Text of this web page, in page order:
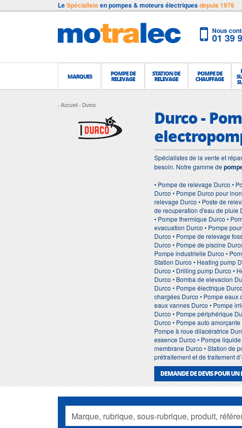
LeSpécialisteen pompes & moteurs électriquesdepuis 1976
Nous
01 39
MARQUES POMPE DE
RELEVAGE
STATION DE
RELEVAGE
POMPE DE
CHAUFFAGE
Accueil Durco
Durco -
Spécialistes de la vente et
besoin. Notre gamme de
• Pompe de relevage Durco •
Durco • Pompe Durco pour
relevage Durco • Poste de
de recuperation d'eau de pluie
• Pompe thermique Durco •
evacuation Durco • Pompe
Durco • Pompe de relevage
Durco • Pompe de piscine
Pompe industrielle Durco •
Station Durco • Heating pump
Durco • Drilling pump Durco •
Durco • Bomba de elevacion
Durco • Pompe électrique
chargées Durco • Pompe eaux
eaux vannes Durco • Pompe
Durco • Pompe périphérique
Durco • Pompe auto
Pompe à roue dilacératrice
essence Durco • Pompe
membrane Durco • Station de
prétraitement et de traitement
DEMANDE DE DEVIS POUR UN